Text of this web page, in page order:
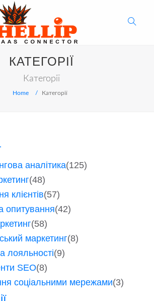
Search
КАТЕГОРІЇ
Категорії
Home Категорії
аналітика(125)
(48)
клієнтів(57)
опитування(42)
(58)
маркетинг(8)
лояльності(9)
SEO(8)
соціальними мережами(3)